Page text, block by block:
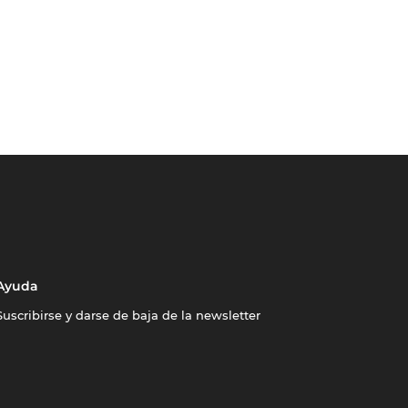
y darse de baja de la newsletter